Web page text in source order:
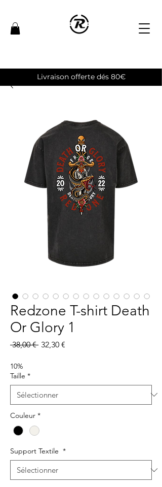
Livraison offerte dés 80€
Redzone T-shirt Death
Or Glory 1
38,00 € Prix
32,30 €
10%
Taille *
Couleur *
Support Textile *